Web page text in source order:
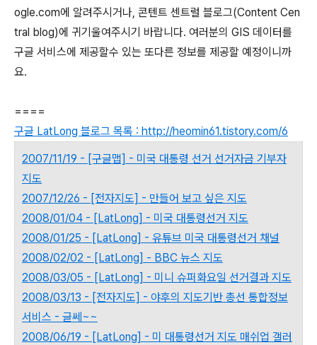
ogle.com에 알려주시거나, 콘텐트 센트럴 블로그(Content Cen
tral blog)에 귀기울여주시기 바랍니다. 여러분의 GIS 데이터를
구글 서비스에 제공할수 있는 또다른 정보를 제공할 예정이니까
요.
====
구글 LatLong 블로그 목록 : http://heomin61.tistory.com/6
2007/11/19 - [구글맵] - 미국 대통령 선거 선거자금 기부자
지도
2007/12/26 - [전자지도] - 만들어 보고 싶은 지도
2008/01/04 - [LatLong] - 미국 대통령선거 지도
2008/01/25 - [LatLong] - 유튜브 미국 대통령선거 채널
2008/02/02 - [LatLong] - BBC 뉴스 지도
2008/03/05 - [LatLong] - 미니 슈퍼화요일 선거결과 지도
2008/03/13 - [전자지도] - 야후의 지도기반 총선 통합정보
서비스 - 글쎄~~
2008/06/19 - [LatLong] - 미 대통령선거 지도 매쉬업 갤러